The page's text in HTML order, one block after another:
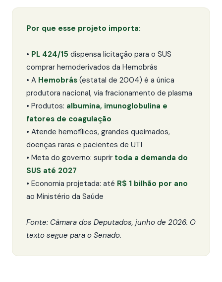
Por que esse projeto importa:
• PL 424/15 dispensa licitação para o SUS
comprar hemoderivados da Hemobrás
• A Hemobrás (estatal de 2004) é a única
produtora nacional, via fracionamento de plasma
• Produtos: albumina, imunoglobulina e
fatores de coagulação
• Atende hemofílicos, grandes queimados,
doenças raras e pacientes de UTI
• Meta do governo: suprir toda a demanda do
SUS até 2027
• Economia projetada: até R$ 1 bilhão por ano
ao Ministério da Saúde
Fonte: Câmara dos Deputados, junho de 2026. O
texto segue para o Senado.